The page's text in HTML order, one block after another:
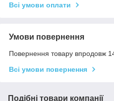
Всі умови оплати
Умови повернення
Повернення товару впродовж
Всі умови повернення
Подібні товари компанії